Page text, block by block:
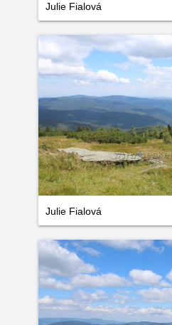
Julie Fialová
Julie Fialová